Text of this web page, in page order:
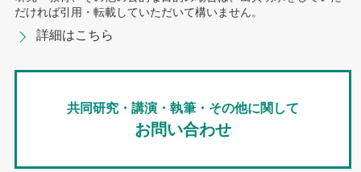
だければ引用・転載していただいて構いません。
詳細はこちら
共同研究・講演・執筆・その他に関して
お問い合わせ